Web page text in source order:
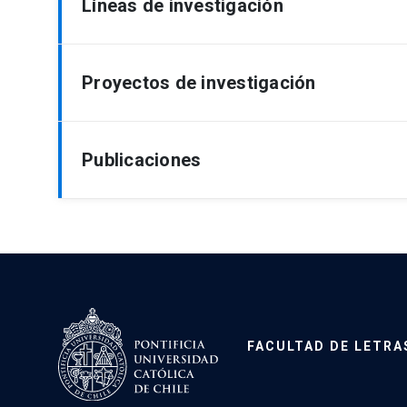
Magister en Artes Visuales, Universidad de
Líneas de investigación
Historia de las ideas, libros y tecnologías de
Ecocrítica, geopoética y humanidades
Proyectos de investigación
Proyecto Fondecyt, 2015-2018. Co-
Proyecto Fondecyt Inicio, 2010-2012.
Publicaciones
Chiuminatto, Pablo y Del Río, Rodrigo.
Edición de libros
Chiuminatto, Pablo (ed.).
Chiuminatto, Pablo (ed.).
FACULTAD DE